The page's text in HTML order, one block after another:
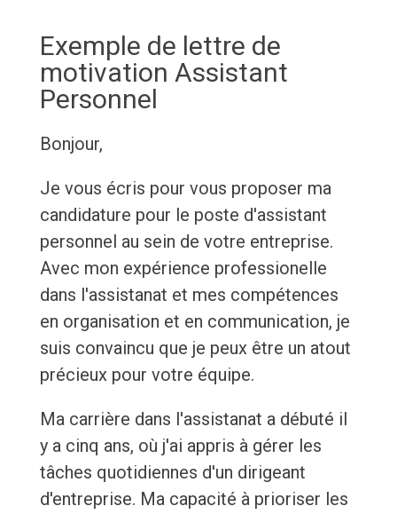
Exemple de lettre de
motivation Assistant
Personnel
Bonjour,
Je vous écris pour vous proposer ma
candidature pour le poste d'assistant
personnel au sein de votre entreprise.
Avec mon expérience professionelle
dans l'assistanat et mes compétences
en organisation et en communication, je
suis convaincu que je peux être un atout
précieux pour votre équipe.
Ma carrière dans l'assistanat a débuté il
y a cinq ans, où j'ai appris à gérer les
tâches quotidiennes d'un dirigeant
d'entreprise. Ma capacité à prioriser les